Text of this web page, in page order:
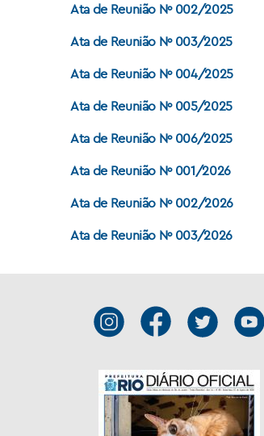
Ata de Reunião Nº 002/2025
Ata de Reunião Nº 003/2025
Ata de Reunião Nº 004/2025
Ata de Reunião Nº 005/2025
Ata de Reunião Nº 006/2025
Ata de Reunião Nº 001/2026
Ata de Reunião Nº 002/2026
Ata de Reunião Nº 003/2026